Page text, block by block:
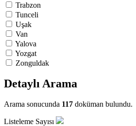
Trabzon
Tunceli
Uşak
Van
Yalova
Yozgat
Zonguldak
Detaylı Arama
Arama sonucunda 117 doküman bulundu.
Listeleme Sayısı